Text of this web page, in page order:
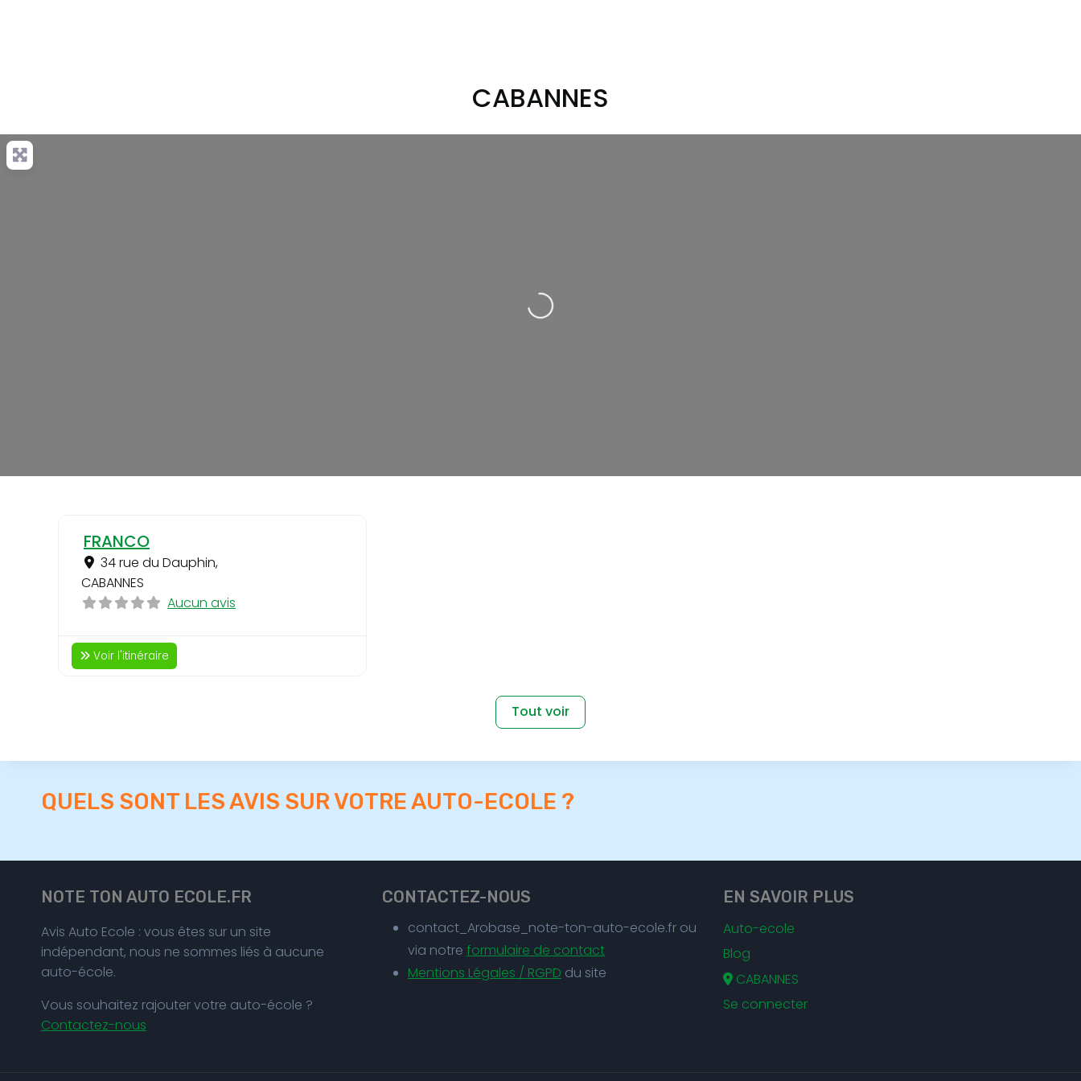
CABANNES
Loading...
FRANCO
34 rue du Dauphin,
CABANNES
Aucun avis
Voir l'itinéraire
Tout voir
QUELS SONT LES AVIS SUR VOTRE AUTO-ECOLE ?
NOTE TON AUTO ECOLE.FR
Avis Auto Ecole : vous êtes sur un site
indépendant, nous ne sommes liés à aucune
auto-école.
Vous souhaitez rajouter votre auto-école ?
Contactez-nous
CONTACTEZ-NOUS
contact_Arobase_note-ton-auto-ecole.fr ou
via notre formulaire de contact
Mentions Légales / RGPD du site
EN SAVOIR PLUS
Auto-ecole
Blog
CABANNES
Se connecter